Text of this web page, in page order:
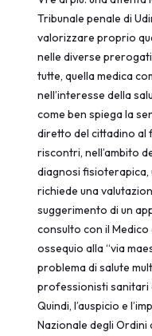
Tribunale penale di
valorizzare proprio
nelle diverse
tutte, quella medica
nell’interesse della
come ben spiega la
diretto del cittadino al
riscontri, nell’ambito
diagnosi fisioterapica,
richiede una
suggerimento di un
consulto con il
ossequio alla “via
problema di salute
professionisti sanitari
Quindi, l’auspicio e
Nazionale degli